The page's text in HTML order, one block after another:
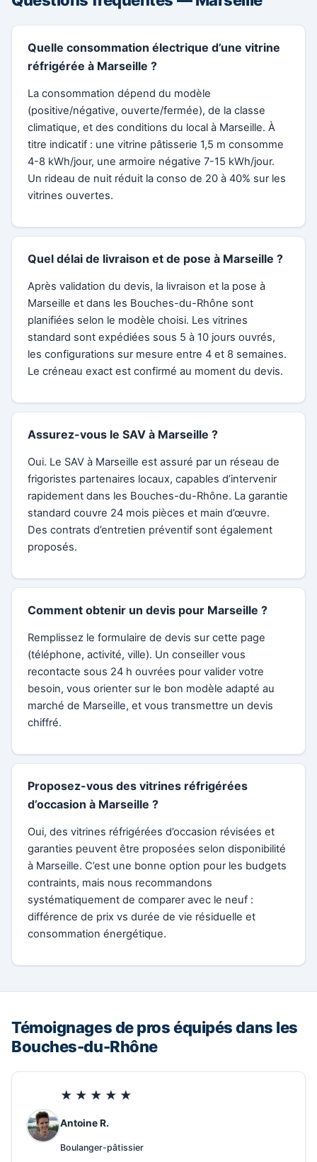
Quelle consommation électrique d’une vitrine
réfrigérée à Marseille ?
La consommation dépend du modèle
(positive/négative, ouverte/fermée), de la classe
climatique, et des conditions du local à Marseille. À
titre indicatif : une vitrine pâtisserie 1,5 m consomme
4-8 kWh/jour, une armoire négative 7-15 kWh/jour.
Un rideau de nuit réduit la conso de 20 à 40% sur les
vitrines ouvertes.
Quel délai de livraison et de pose à Marseille ?
Après validation du devis, la livraison et la pose à
Marseille et dans les Bouches-du-Rhône sont
planifiées selon le modèle choisi. Les vitrines
standard sont expédiées sous 5 à 10 jours ouvrés,
les configurations sur mesure entre 4 et 8 semaines.
Le créneau exact est confirmé au moment du devis.
Assurez-vous le SAV à Marseille ?
Oui. Le SAV à Marseille est assuré par un réseau de
frigoristes partenaires locaux, capables d’intervenir
rapidement dans les Bouches-du-Rhône. La garantie
standard couvre 24 mois pièces et main d’œuvre.
Des contrats d’entretien préventif sont également
proposés.
Comment obtenir un devis pour Marseille ?
Remplissez le formulaire de devis sur cette page
(téléphone, activité, ville). Un conseiller vous
recontacte sous 24 h ouvrées pour valider votre
besoin, vous orienter sur le bon modèle adapté au
marché de Marseille, et vous transmettre un devis
chiffré.
Proposez-vous des vitrines réfrigérées
d’occasion à Marseille ?
Oui, des vitrines réfrigérées d’occasion révisées et
garanties peuvent être proposées selon disponibilité
à Marseille. C’est une bonne option pour les budgets
contraints, mais nous recommandons
systématiquement de comparer avec le neuf :
différence de prix vs durée de vie résiduelle et
consommation énergétique.
Témoignages de pros équipés dans les
Bouches-du-Rhône
★★★★★
Antoine R.
Boulanger-pâtissier